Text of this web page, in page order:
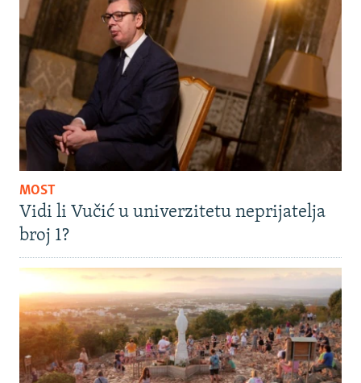
MOST
Vidi li Vučić u univerzitetu neprijatelja
broj 1?